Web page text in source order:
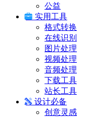
公益
实用工具
格式转换
在线识别
图片处理
视频处理
音频处理
下载工具
站长工具
设计必备
创意灵感